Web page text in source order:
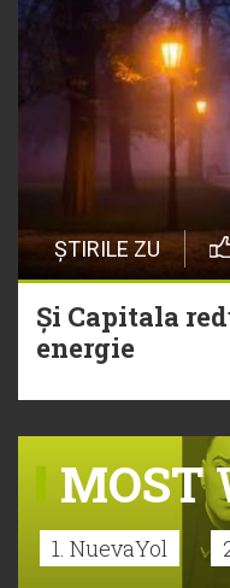
ȘTIRILE ZU
Și Capitala
energie
MOST
1. NuevaYol